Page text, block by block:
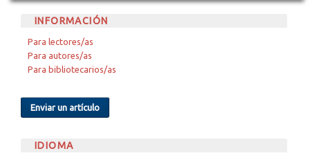
INFORMACIÓN
Para lectores/as
Para autores/as
Para bibliotecarios/as
Enviar un artículo
IDIOMA